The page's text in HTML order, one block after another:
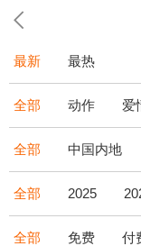
最新 最热
全部 动作 爱
全部 中国内地
全部 2025
全部 免费 付